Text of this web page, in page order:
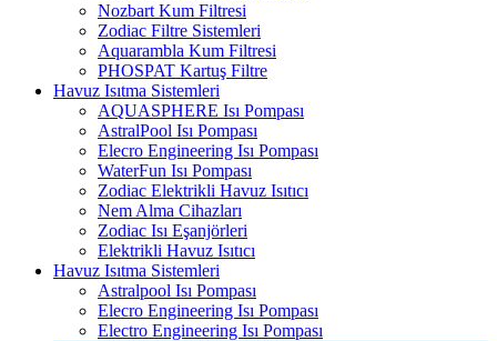
Nozbart Kum Filtresi
Zodiac Filtre Sistemleri
Aquarambla Kum Filtresi
PHOSPAT Kartuş Filtre
Havuz Isıtma Sistemleri
AQUASPHERE Isı Pompası
AstralPool Isı Pompası
Elecro Engineering Isı Pompası
WaterFun Isı Pompası
Zodiac Elektrikli Havuz Isıtıcı
Nem Alma Cihazları
Zodiac Isı Eşanjörleri
Elektrikli Havuz Isıtıcı
Havuz Isıtma Sistemleri
Astralpool Isı Pompası
Elecro Engineering Isı Pompası
Electro Engineering Isı Pompası